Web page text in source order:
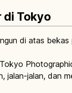
di Tokyo
di atas bekas
jalan-jalan, dan